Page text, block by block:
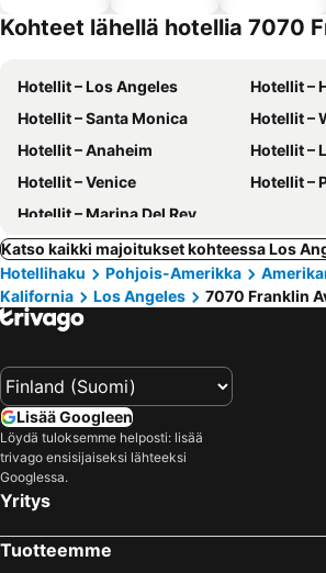
Kohteet lähellä hotellia 7070
Hotellit – Los Angeles
Hotellit –
Hotellit – Santa Monica
Hotellit –
Hotellit – Anaheim
Hotellit –
Hotellit – Venice
Hotellit –
Hotellit – Marina Del Rey
Katso kaikki majoitukset kohteessa Los
Hotellihaku
Pohjois-Amerikka
Kalifornia
Los Angeles 7070 Franklin
Lisää Googleen
Löydä tuloksemme helposti: lisää
trivago ensisijaiseksi lähteeksi
Googlessa.
Yritys
Tuotteemme